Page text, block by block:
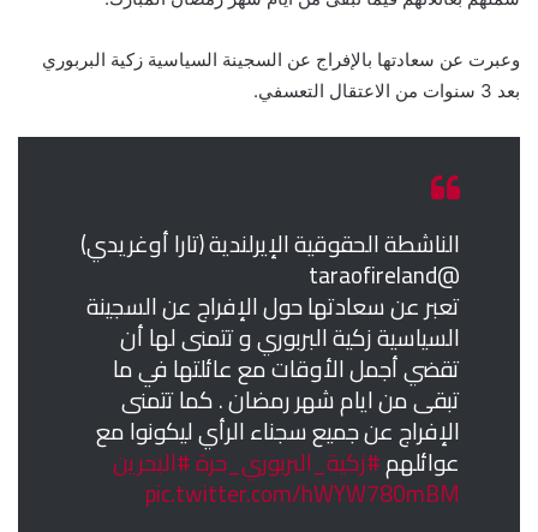
وعبرت عن سعادتها بالإفراج عن السجينة السياسية زكية البربوري
بعد 3 سنوات من الاعتقال التعسفي.
الناشطة الحقوقية الإيرلندية (تارا أوغريدي)
@taraofireland
تعبر عن سعادتها حول الإفراج عن السجينة
السياسية زكية البربوري و تتمنى لها أن
تقضي أجمل الأوقات مع عائلتها في ما
تبقى من ايام شهر رمضان . كما تتمنى
الإفراج عن جميع سجناء الرأي ليكونوا مع
عوائلهم#زكية_البربوري_حرة#البحرين
pic.twitter.com/hWYW780mBM